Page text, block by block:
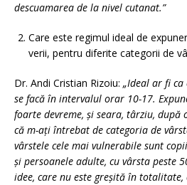
descuamarea de la nivel cutanat.”
Care este regimul ideal de
verii, pentru diferite categorii de
Dr. Andi Cristian Rizoiu: „Ideal ar fi ca
se facă în intervalul orar 10-17.
foarte devreme, şi seara, târziu,
că m-aţi întrebat de categoria de
vârstele cele mai vulnerabile sunt
şi persoanele adulte, cu vârsta peste
idee, care nu este greşită în totalitate,